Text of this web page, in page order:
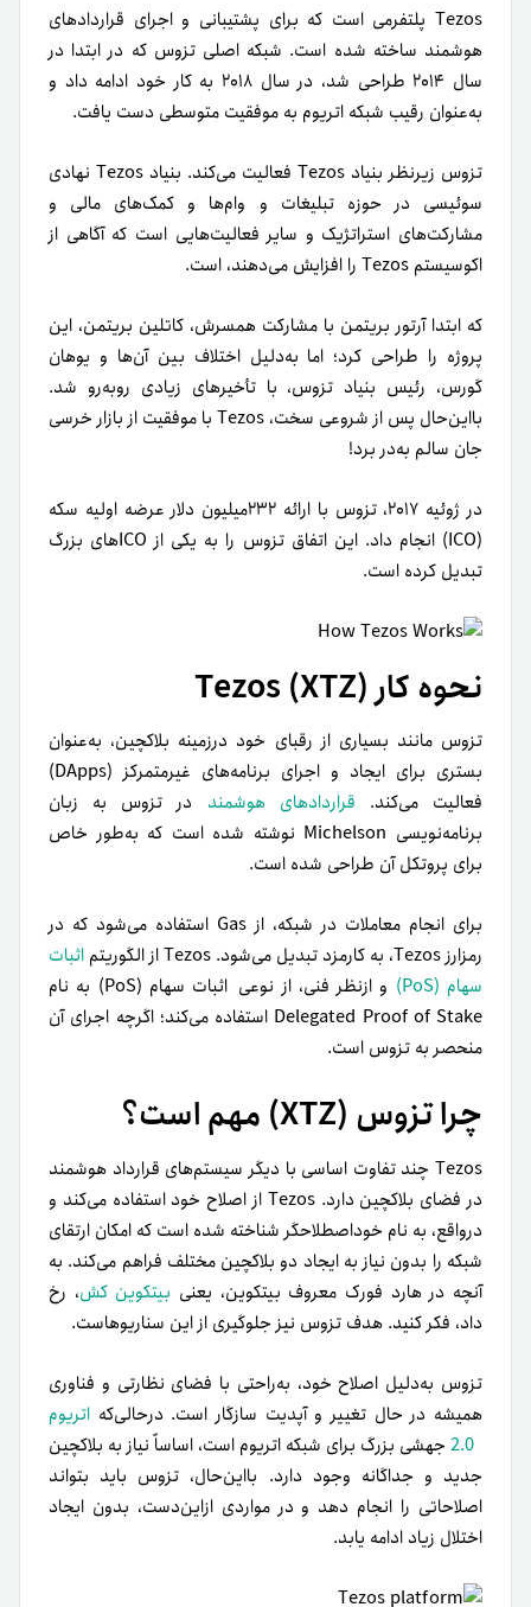
Tezos پلتفرمی است که برای پشتیبانی و اجرای قراردادهای
هوشمند ساخته شده است. شبکه اصلی تزوس که در ابتدا در
سال ۲۰۱۴ طراحی شد، در سال ۲۰۱۸ به کار خود ادامه داد و
به‌عنوان رقیب شبکه اتریوم به موفقیت متوسطی دست یافت.
تزوس زیرنظر بنیاد Tezos فعالیت می‌کند. بنیاد Tezos نهادی
سوئیسی در حوزه تبلیغات و وام‌ها و کمک‌های مالی و
مشارکت‌های استراتژیک و سایر فعالیت‌هایی است که آگاهی از
اکوسیستم Tezos را افزایش می‌دهند، است.
که ابتدا آرتور بریتمن با مشارکت همسرش، کاتلین بریتمن، این
پروژه را طراحی کرد؛ اما به‌دلیل اختلاف بین آن‌ها و یوهان
گورس، رئیس بنیاد تزوس، با تأخیرهای زیادی روبه‌رو شد.
با‌این‌حال پس از شروعی سخت، Tezos با موفقیت از بازار خرسی
جان سالم به‌در برد!
در ژوئیه ۲۰۱۷، تزوس با ارائه ۲۳۲میلیون دلار عرضه اولیه سکه
(ICO) انجام داد. این اتفاق تزوس را به یکی از ICOهای بزرگ‌
تبدیل کرده است.
نحوه کار (Tezos (XTZ
تزوس مانند بسیاری از رقبای خود درزمینه بلاکچین، به‌عنوان
بستری برای ایجاد و اجرای برنامه‌های غیرمتمرکز (DApps)
فعالیت می‌کند. قراردادهای هوشمند در تزوس به زبان
برنامه‌نویسی Michelson نوشته شده است که به‌طور خاص
برای پروتکل آن طراحی شده است.
برای انجام معاملات در شبکه، از Gas استفاده می‌شود که در
رمز‌ارز Tezos، به کارمزد تبدیل می‌شود. Tezos از الگوریتم
اثبات
سهام (PoS)
و ازنظر فنی، از نوعی اثبات سهام (PoS) به نام
Delegated Proof of Stake استفاده می‌کند؛ اگرچه اجرای آن
منحصر به تزوس است.
چرا تزوس (XTZ) مهم است؟
Tezos چند تفاوت اساسی با دیگر سیستم‌های قرارداد هوشمند
در فضای بلاکچین دارد. Tezos از اصلاح خود استفاده می‌کند و
درواقع، به نام خوداصطلاحگر شناخته شده است که امکان ارتقای
شبکه را بدون نیاز به ایجاد دو بلاکچین مختلف فراهم می‌کند. به
آنچه در هارد فورک معروف بیتکوین، یعنی بیتکوین‌ کش، رخ
داد، فکر کنید. هدف تزوس نیز جلوگیری از این سناریوهاست.
تزوس به‌دلیل اصلاح خود، به‌راحتی با فضای نظارتی و فناوری
همیشه در حال تغییر و آپدیت سازگار است. در‌حالی‌که اتریوم
جهشی بزرگ برای شبکه اتریوم است، اساساً نیاز به بلاکچین
جدید و جداگانه وجود دارد. با‌این‌حال، تزوس باید بتواند
اصلاحاتی را انجام دهد و در مواردی از‌این‌دست، بدون ایجاد
اختلال زیاد ادامه یابد.